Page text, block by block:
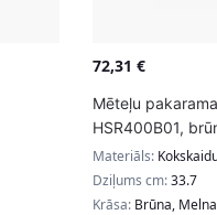
72,31 €
Mēteļu
HSR400B01,
Materiāls:
Dziļums cm:33.7
Krāsa: Brūna, Melna